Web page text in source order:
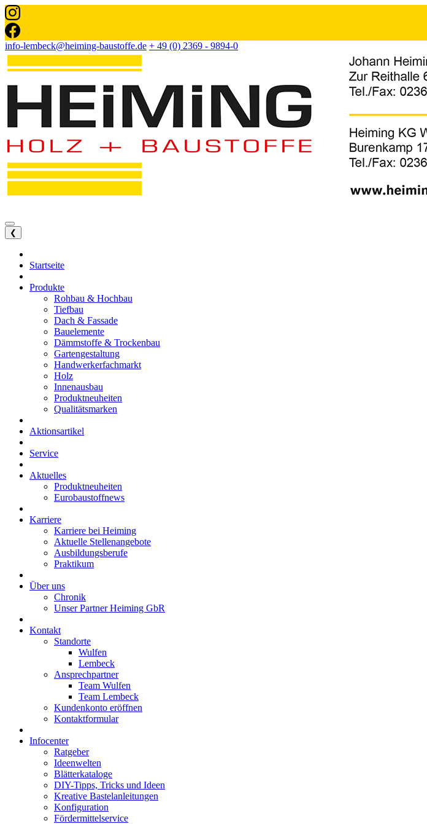
info-lembeck@heiming-baustoffe.de + 49 (0) 2369 - 9894-0
❮
Startseite
Produkte
Rohbau & Hochbau
Tiefbau
Dach & Fassade
Bauelemente
Dämmstoffe & Trockenbau
Gartengestaltung
Handwerkerfachmarkt
Holz
Innenausbau
Produktneuheiten
Qualitätsmarken
Aktionsartikel
Service
Aktuelles
Produktneuheiten
Eurobaustoffnews
Karriere
Karriere bei Heiming
Aktuelle Stellenangebote
Ausbildungsberufe
Praktikum
Über uns
Chronik
Unser Partner Heiming GbR
Kontakt
Standorte
Wulfen
Lembeck
Ansprechpartner
Team Wulfen
Team Lembeck
Kundenkonto eröffnen
Kontaktformular
Infocenter
Ratgeber
Ideenwelten
Blätterkataloge
DIY-Tipps, Tricks und Ideen
Kreative Bastelanleitungen
Konfiguration
Fördermittelservice